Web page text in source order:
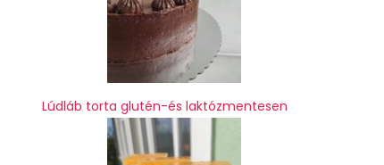
Lúdláb torta glutén-és laktózmentesen